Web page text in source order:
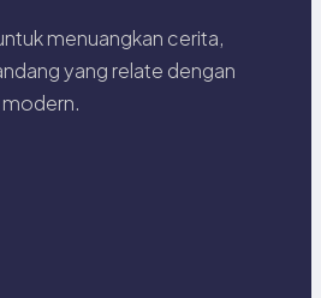
menuangkan cerita,
yang relate dengan